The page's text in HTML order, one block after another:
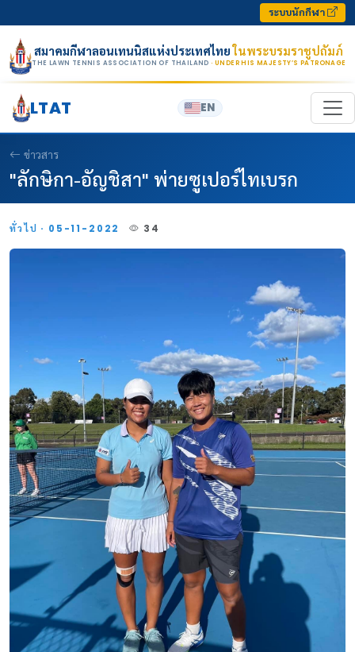
ระบบนักกีฬา
สมาคมกีฬาลอนเทนนิสแห่งประเทศไทยในพระบรมราชูปถัมภ์
THE LAWN TENNIS ASSOCIATION OF THAILAND · UNDER HIS MAJESTY’S PATRONAGE
LTAT EN
ข่าวสาร
"ลักษิกา-อัญชิสา" พ่ายซูเปอร์ไทเบรก
ทั่วไป · 05-11-2022 34